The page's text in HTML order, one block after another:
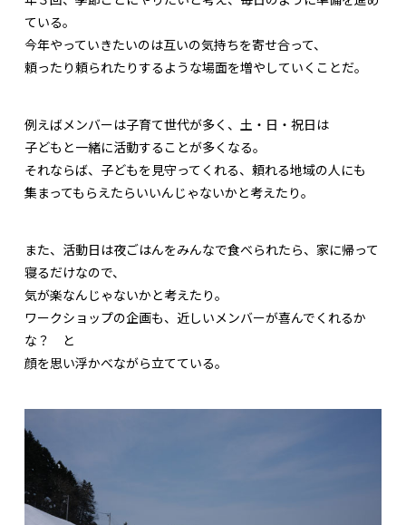
ている。
今年やっていきたいのは互いの気持ちを寄せ合って、
頼ったり頼られたりするような場面を増やしていくことだ。
例えばメンバーは子育て世代が多く、土・日・祝日は
子どもと一緒に活動することが多くなる。
それならば、子どもを見守ってくれる、頼れる地域の人にも
集まってもらえたらいいんじゃないかと考えたり。
また、活動日は夜ごはんをみんなで食べられたら、家に帰って
寝るだけなので、
気が楽なんじゃないかと考えたり。
ワークショップの企画も、近しいメンバーが喜んでくれるか
な？ と
顔を思い浮かべながら立てている。